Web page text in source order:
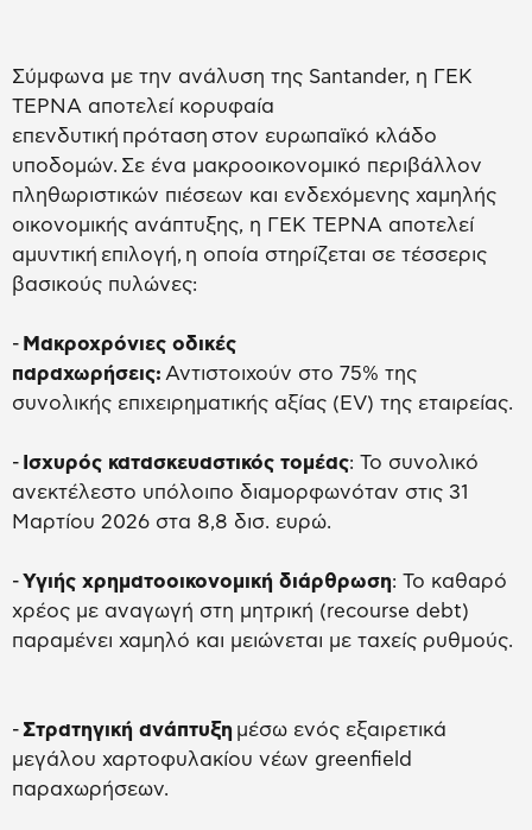
Σύμφωνα με την ανάλυση της Santander, η ΓΕΚ
ΤΕΡΝΑ αποτελεί κορυφαία
επενδυτική πρόταση στον ευρωπαϊκό κλάδο
υποδομών. Σε ένα μακροοικονομικό περιβάλλον
πληθωριστικών πιέσεων και ενδεχόμενης χαμηλής
οικονομικής ανάπτυξης, η ΓΕΚ ΤΕΡΝΑ αποτελεί
αμυντική επιλογή, η οποία στηρίζεται σε τέσσερις
βασικούς πυλώνες:
- Μακροχρόνιες οδικές
παραχωρήσεις: Αντιστοιχούν στο 75% της
συνολικής επιχειρηματικής αξίας (EV) της εταιρείας.
- Ισχυρός κατασκευαστικός τομέας: Το συνολικό
ανεκτέλεστο υπόλοιπο διαμορφωνόταν στις 31
Μαρτίου 2026 στα 8,8 δισ. ευρώ.
-Υγιής χρηματοοικονομική διάρθρωση: Το καθαρό
χρέος με αναγωγή στη μητρική (recourse debt)
παραμένει χαμηλό και μειώνεται με ταχείς ρυθμούς.
-Στρατηγική ανάπτυξη μέσω ενός εξαιρετικά
μεγάλου χαρτοφυλακίου νέων greenfield
παραχωρήσεων.